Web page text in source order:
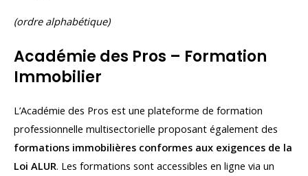
(ordre alphabétique)
Académie des Pros – Formation
Immobilier
L’Académie des Pros est une plateforme de formation
professionnelle multisectorielle proposant également des
formations immobilières conformes aux exigences de la
Loi ALUR. Les formations sont accessibles en ligne via un